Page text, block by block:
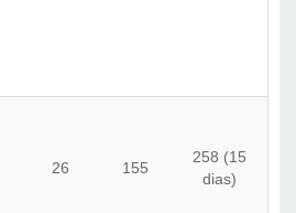
26 155
258 (15
dias)